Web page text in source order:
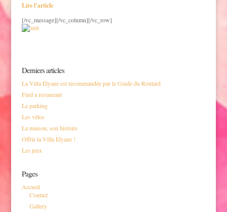
Lire l’article
[/vc_message][/vc_column][/vc_row]
Derniers articles
La Villa Élyane est recommandée par le Guide du Routard
Find a restaurant
Le parking
Les vélos
La maison, son histoire
Offrir la Villa Elyane !
Les jeux
Pages
Accueil
Contact
Gallery